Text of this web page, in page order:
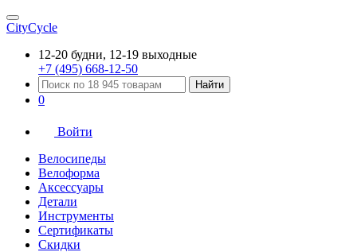
CityCycle
12-20 будни, 12-19 выходные
+7 (495) 668-12-50
Найти
0
Войти
Велосипеды
Велоформа
Аксессуары
Детали
Инструменты
Сертификаты
Скидки